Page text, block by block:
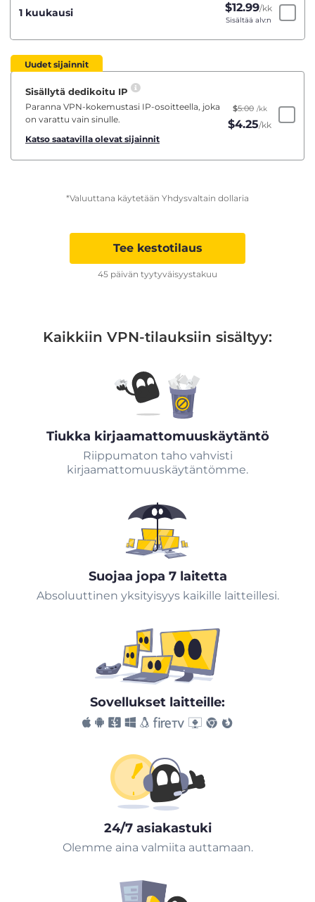
1 kuukausi $12.99/kk
Sisältää alv:n
Uudet sijainnit
Sisällytä dedikoitu IP
Paranna VPN-kokemustasi IP-osoitteella, joka
on varattu vain sinulle.
Katso saatavilla olevat sijainnit
$5.00 /kk
$4.25/kk
*Valuuttana käytetään Yhdysvaltain dollaria
Tee kestotilaus
45 päivän tyytyväisyystakuu
Kaikkiin VPN-tilauksiin sisältyy:
Tiukka kirjaamattomuuskäytäntö
Riippumaton taho vahvisti
kirjaamattomuuskäytäntömme.
Suojaa jopa 7 laitetta
Absoluuttinen yksityisyys kaikille laitteillesi.
Sovellukset laitteille:
24/7 asiakastuki
Olemme aina valmiita auttamaan.